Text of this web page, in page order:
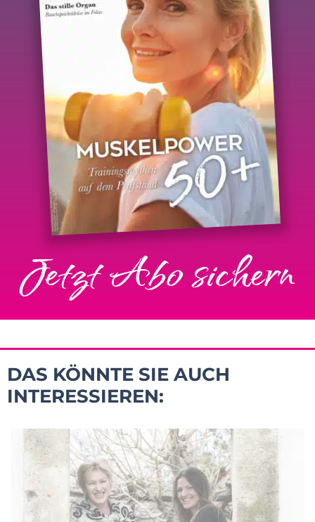
Jetzt Abo sichern
DAS KÖNNTE SIE AUCH
INTERESSIEREN: